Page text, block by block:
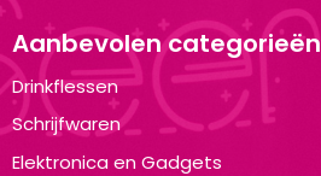
Aanbevolen categorieën
Drinkflessen
Schrijfwaren
Elektronica en Gadgets